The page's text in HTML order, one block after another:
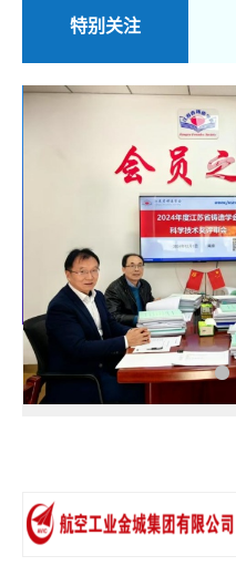
特别关注
1 2